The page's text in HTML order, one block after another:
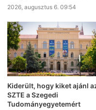
2026, augusztus 6. 09:54
Kiderült, hogy kiket ajánl
SZTE a Szegedi
Tudományegyetemért